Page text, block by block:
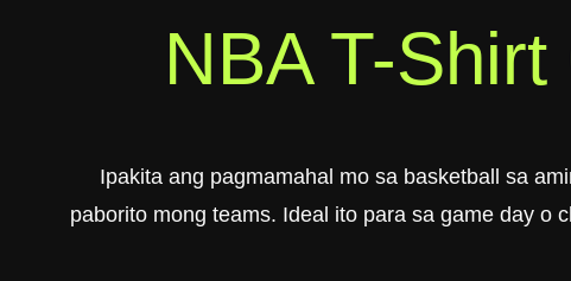
NBA T-
Ipakita ang pagmamahal mo sa basketball sa
paborito mong teams. Ideal ito para sa game day